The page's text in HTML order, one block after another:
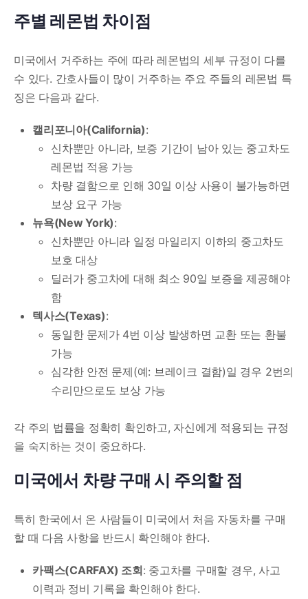
주별 레몬법 차이점
미국에서 거주하는 주에 따라 레몬법의 세부 규정이 다를
수 있다. 간호사들이 많이 거주하는 주요 주들의 레몬법 특
징은 다음과 같다.
캘리포니아(California):
신차뿐만 아니라, 보증 기간이 남아 있는 중고차도
레몬법 적용 가능
차량 결함으로 인해 30일 이상 사용이 불가능하면
보상 요구 가능
뉴욕(New York):
신차뿐만 아니라 일정 마일리지 이하의 중고차도
보호 대상
딜러가 중고차에 대해 최소 90일 보증을 제공해야
함
텍사스(Texas):
동일한 문제가 4번 이상 발생하면 교환 또는 환불
가능
심각한 안전 문제(예: 브레이크 결함)일 경우 2번의
수리만으로도 보상 가능
각 주의 법률을 정확히 확인하고, 자신에게 적용되는 규정
을 숙지하는 것이 중요하다.
미국에서 차량 구매 시 주의할 점
특히 한국에서 온 사람들이 미국에서 처음 자동차를 구매
할 때 다음 사항을 반드시 확인해야 한다.
카팩스(CARFAX) 조회: 중고차를 구매할 경우, 사고
이력과 정비 기록을 확인해야 한다.